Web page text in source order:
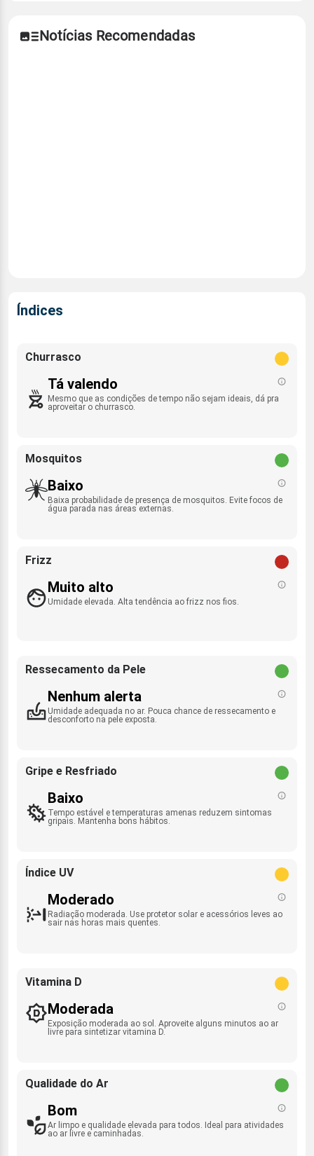
Notícias Recomendadas
Índices
Churrasco
Tá valendo
Mesmo que as condições de tempo não sejam ideais, dá pra
aproveitar o churrasco.
Mosquitos
Baixo
Baixa probabilidade de presença de mosquitos. Evite focos de
água parada nas áreas externas.
Frizz
Muito alto
Umidade elevada. Alta tendência ao frizz nos fios.
Ressecamento da Pele
Nenhum alerta
Umidade adequada no ar. Pouca chance de ressecamento e
desconforto na pele exposta.
Gripe e Resfriado
Baixo
Tempo estável e temperaturas amenas reduzem sintomas
gripais. Mantenha bons hábitos.
Índice UV
Moderado
Radiação moderada. Use protetor solar e acessórios leves ao
sair nas horas mais quentes.
Vitamina D
Moderada
Exposição moderada ao sol. Aproveite alguns minutos ao ar
livre para sintetizar vitamina D.
Qualidade do Ar
Bom
Ar limpo e qualidade elevada para todos. Ideal para atividades
ao ar livre e caminhadas.